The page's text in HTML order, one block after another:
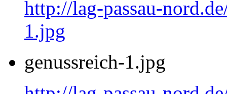
http://lag-passau-
1.jpg
genussreich-1.jpg